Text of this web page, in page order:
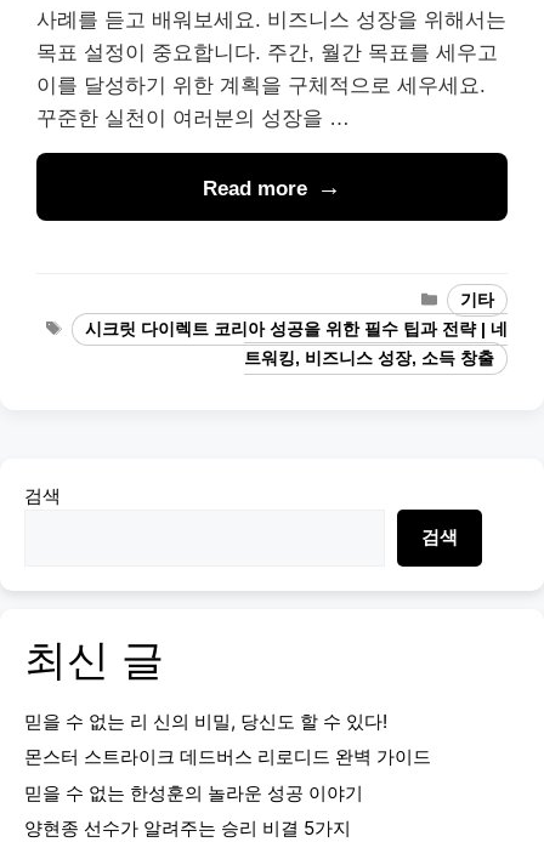
사례를 듣고 배워보세요. 비즈니스 성장을 위해서는
목표 설정이 중요합니다. 주간, 월간 목표를 세우고
이를 달성하기 위한 계획을 구체적으로 세우세요.
꾸준한 실천이 여러분의 성장을 …
Read more
Categories
기타
Tags시크릿 다이렉트 코리아 성공을 위한 필수 팁과 전략 | 네
트워킹, 비즈니스 성장, 소득 창출
검색
검색
최신 글
믿을 수 없는 리 신의 비밀, 당신도 할 수 있다!
몬스터 스트라이크 데드버스 리로디드 완벽 가이드
믿을 수 없는 한성훈의 놀라운 성공 이야기
양현종 선수가 알려주는 승리 비결 5가지